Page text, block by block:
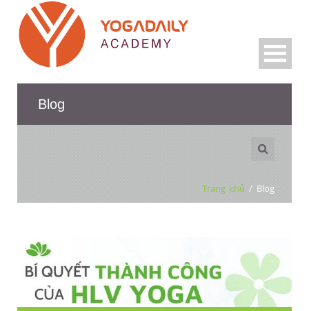
Blog
Trang chủ / Blog